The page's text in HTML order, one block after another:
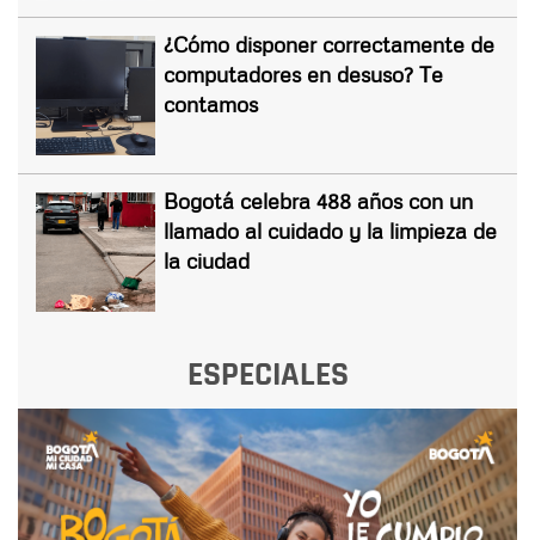
¿Cómo disponer correctamente de
computadores en desuso? Te
contamos
Bogotá celebra 488 años con un
llamado al cuidado y la limpieza de
la ciudad
ESPECIALES